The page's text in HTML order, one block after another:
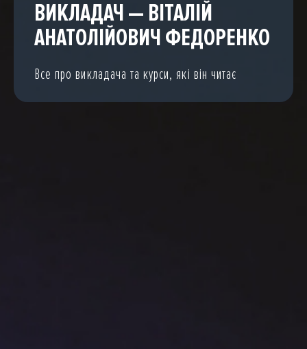
ВИКЛАДАЧ — ВІТАЛІЙ
АНАТОЛІЙОВИЧ ФЕДОРЕНКО
Все про викладача та курси, які він читає